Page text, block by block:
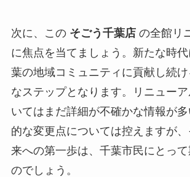
次に、この そごう千葉店の全館リ
に焦点を当てましょう。新たな時
葉の地域コミュニティに貢献し続
なステップとなります。リニュー
いてはまだ詳細が不確かな情報が
的な変更点については控えますが
来への第一歩は、千葉市民にとっ
のでしょう。